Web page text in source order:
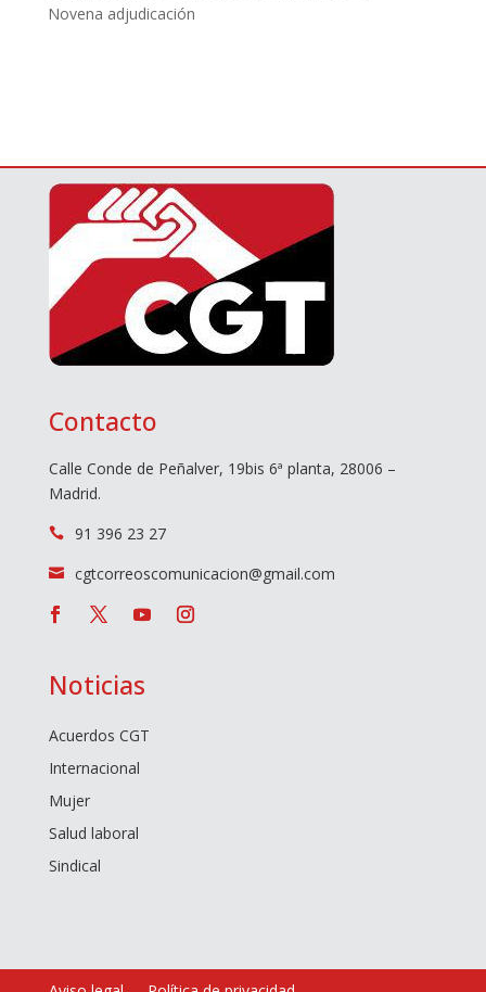
Novena adjudicación
Contacto
Calle Conde de Peñalver, 19bis 6ª planta, 28006 –
Madrid.
 91 396 23 27
 cgtcorreoscomunicacion@gmail.com
Noticias
Acuerdos CGT
Internacional
Mujer
Salud laboral
Sindical